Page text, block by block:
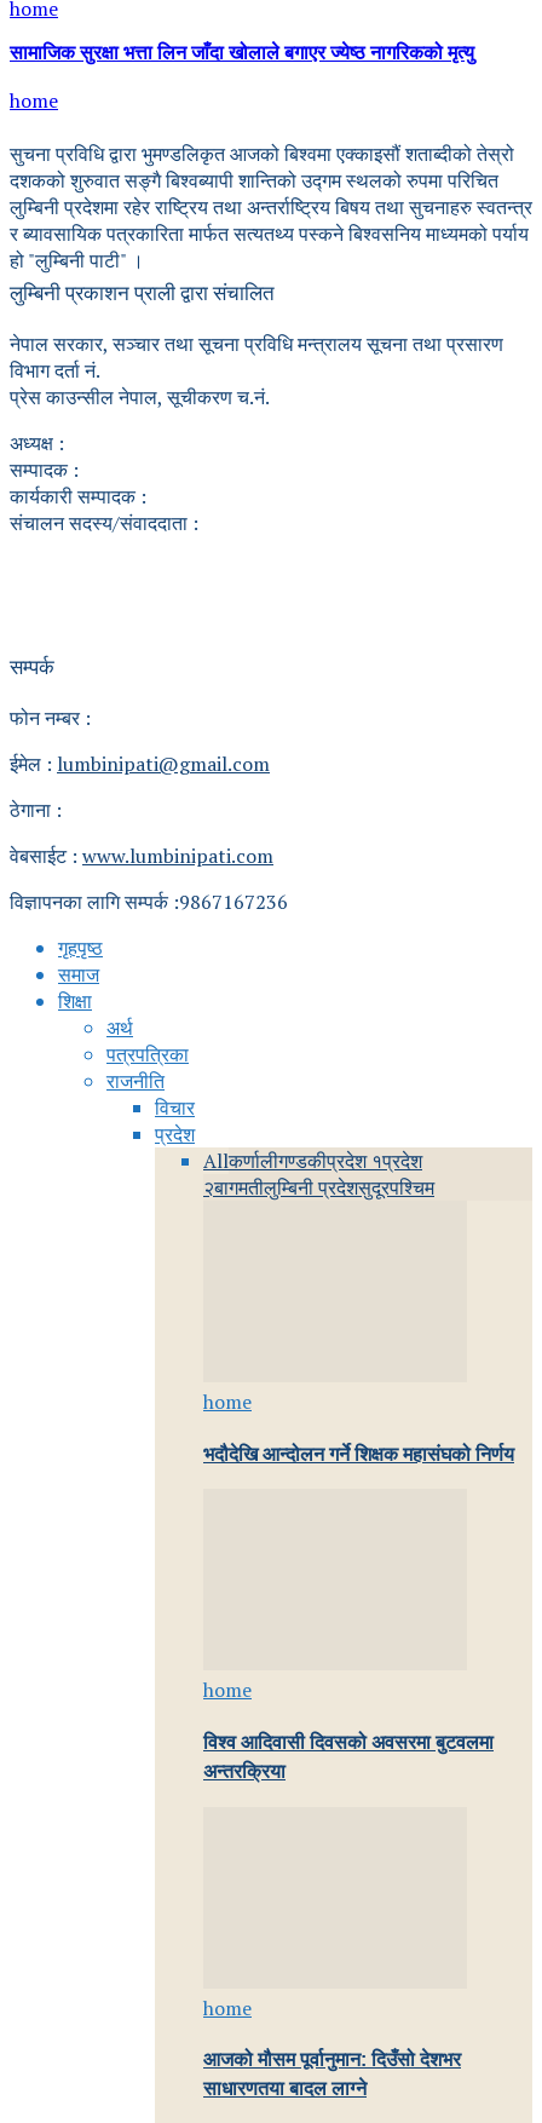
home
सामाजिक सुरक्षा भत्ता लिन जाँदा खोलाले बगाएर ज्येष्ठ नागरिकको मृत्यु
home
सुचना प्रविधि द्वारा भुमण्डलिकृत आजको बिश्वमा एक्काइसौं शताब्दीको तेस्रो
दशकको शुरुवात सङ्गै बिश्वब्यापी शान्तिको उद्गम स्थलको रुपमा परिचित
लुम्बिनी प्रदेशमा रहेर राष्ट्रिय तथा अन्तर्राष्ट्रिय बिषय तथा सुचनाहरु स्वतन्त्र
र ब्यावसायिक पत्रकारिता मार्फत सत्यतथ्य पस्कने बिश्वसनिय माध्यमको पर्याय
हो "लुम्बिनी पाटी" ।
लुम्बिनी प्रकाशन प्राली द्वारा संचालित
नेपाल सरकार, सञ्चार तथा सूचना प्रविधि मन्त्रालय सूचना तथा प्रसारण
विभाग दर्ता नं.
प्रेस काउन्सील नेपाल, सूचीकरण च.नं.
अध्यक्ष :
सम्पादक :
कार्यकारी सम्पादक :
संचालन सदस्य/संवाददाता :
सम्पर्क
फोन नम्बर :
ईमेल : lumbinipati@gmail.com
ठेगाना :
वेबसाईट : www.lumbinipati.com
विज्ञापनका लागि सम्पर्क :9867167236
गृहपृष्ठ
समाज
शिक्षा
अर्थ
पत्रपत्रिका
राजनीति
विचार
प्रदेश
Allकर्णालीगण्डकीप्रदेश १प्रदेश
२बागमतीलुम्बिनी प्रदेशसुदूरपश्चिम
home
भदौदेखि आन्दोलन गर्ने शिक्षक महासंघको निर्णय
home
विश्व आदिवासी दिवसको अवसरमा बुटवलमा
अन्तरक्रिया
home
आजको मौसम पूर्वानुमान: दिउँसो देशभर
साधारणतया बादल लाग्ने